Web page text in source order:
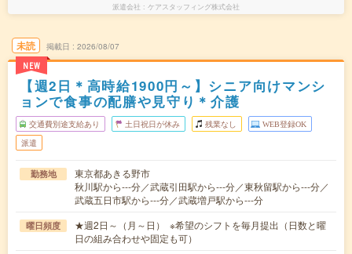
派遣会社 ケアスタッフィング株式会社
未読
NEW
掲載日 2026/08/07
【週2日＊高時給1900円～】シニア向けマンシ
ョンで食事の配膳や見守り＊介護
交通費別途支給あり 土日祝日が休み 残業なし WEB登録OK
派遣
勤務地
東京都あきる野市
秋川駅から---分／武蔵引田駅から---分／東秋留駅から---分／
武蔵五日市駅から---分／武蔵増戸駅から---分
曜日頻度
★週2日～（月～日） ※希望のシフトを毎月提出（日数と曜
日の組み合わせや固定も可）